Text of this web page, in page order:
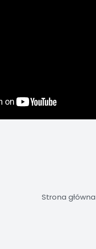
Strona główna